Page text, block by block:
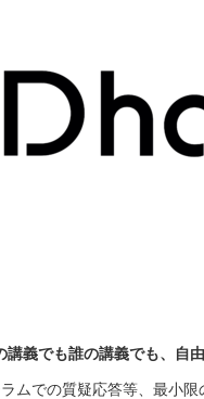
講義でも誰の講義でも、自
ムでの質疑応答等、最小限